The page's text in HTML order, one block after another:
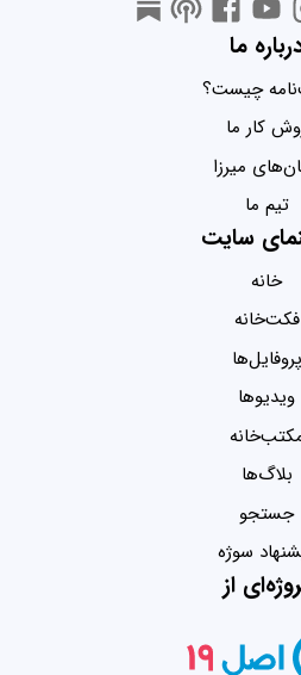
ما
چیست؟
کار ما
میرزا
تیم ما
سایت
خانه
فکت‌خانه
پروفایل‌ها
ویدیو‌ها
بلاگ‌ها
جستجو
سوژه
از